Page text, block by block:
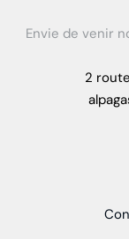
Envie de venir
2